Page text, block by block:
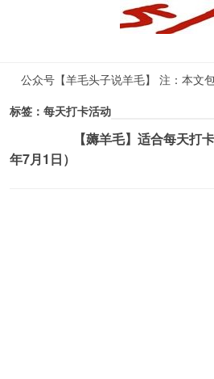
公众号【羊毛头子说羊毛】 注：本文
标签：每天打卡活动
【薅羊毛】适合每天打
年7月1日）